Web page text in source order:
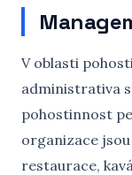
V oblasti
administrativa
pohostinnost
organizace
restaurace,